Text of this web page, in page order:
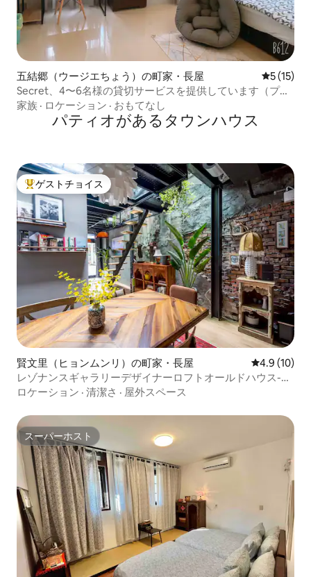
五結郷（ウージエちょう）の町家・長屋 レビュー
5 (15)
Secret、4〜6名様の貸切サービスを提供しています（プラ
イベートレッスンの割引価格についてお問い合わせくださ
家族 · ロケーション · おもてなし
パティオがあるタウンハウス
大好評のゲストチョイスです。
ゲストチョイス
賢文里（ヒョンムンリ）の町家・長屋 レビュー10
4.9 (10)
レゾナンスギャラリーデザイナーロフトオールドハウス-ロ
ドンナイトマーケットに近い家全体
ロケーション · 清潔さ · 屋外スペース
スーパーホスト
スーパーホスト